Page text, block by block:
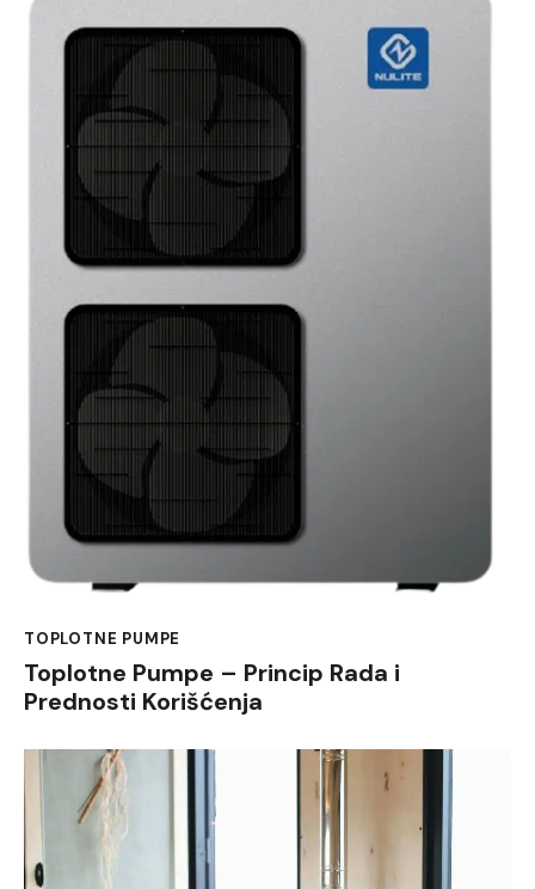
TOPLOTNE PUMPE
Toplotne Pumpe – Princip Rada i
Prednosti Korišćenja